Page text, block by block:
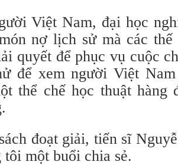
Việt Nam, đại học
nợ lịch sử mà các
quyết để phục vụ cuộc
để xem người Việt
thể chế học thuật hàng
đoạt giải, tiến sĩ
tôi một buổi chia sẻ.